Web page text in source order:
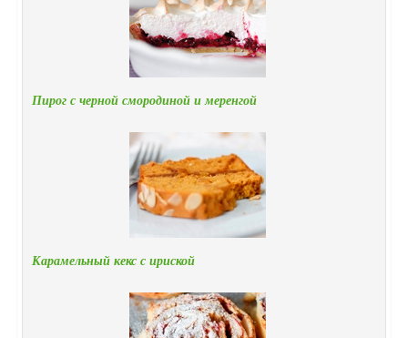
Пирог с черной смородиной и меренгой
Карамельный кекс с ириской